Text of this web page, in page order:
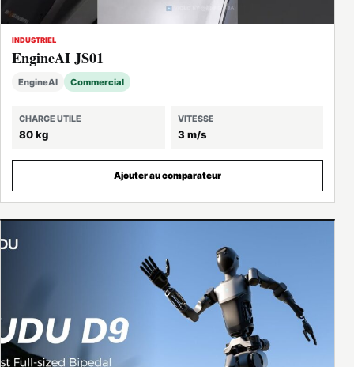
INDUSTRIEL
EngineAI JS01
EngineAI Commercial
CHARGE UTILE
80 kg
VITESSE
3 m/s
Ajouter au comparateur